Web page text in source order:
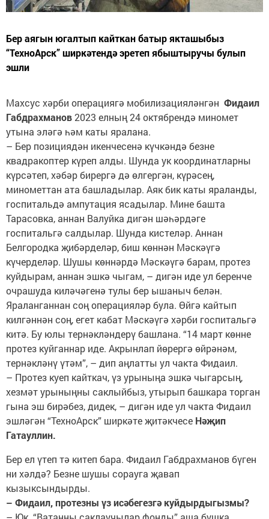
Бер аягын югалтып кайткан батыр якташыбыз
“ТехноАрск” ширкәтендә эретеп ябыштыручы булып
эшли
Махсус хәрби операциягә мобилизацияләнгән Фидаил
Габдрахманов 2023 елның 24 октябрендә миномет
утына эләгә һәм каты яралана.
– Бер позициядән икенчесенә күчкәндә безне
квадракоптер күреп алды. Шунда ук координатларны
күрсәтеп, хәбәр бирергә дә өлгергән, күрәсең,
минометтан ата башладылар. Аяк бик каты яраланды,
госпитальдә ампутация ясадылар. Мине башта
Тарасовка, аннан Валуйка дигән шәһәрдәге
госпитальгә салдылар. Шунда кистеләр. Аннан
Белгородка җибәрделәр, биш көннән Мәскәүгә
күчерделәр. Шушы көннәрдә Мәскәүгә барам, протез
куйдырам, аннан эшкә чыгам, – дигән иде ул беренче
очрашуда киләчәгенә тулы бер ышаныч белән.
Яраланганнан соң операцияләр була. Өйгә кайтып
килгәннән соң, егет кабат Мәскәүгә хәрби госпитальгә
китә. Бу юлы тернәкләндерү башлана. “14 март көнне
протез куйганнар иде. Акрынлап йөрергә өйрәнәм,
тернәкләнү үтәм”, – дип аңлатты ул чакта Фидаил.
– Протез куеп кайткач, үз урыныңа эшкә чыгарсың,
хезмәт урыныңны саклыйбыз, утырып башкара торган
гына эш бирәбез, дидек, – дигән иде ул чакта Фидаил
эшләгән “ТехноАрск” ширкәте җитәкчесе Нәҗип
Гатауллин.
Бер ел үтеп тә китеп бара. Фидаил Габдрахманов бүген
ни хәлдә? Безне шушы сорауга җавап
кызыксындырды.
– Фидаил, протезны үз исәбегезгә куйдырдыгызмы?